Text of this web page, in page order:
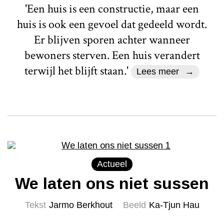
'Een huis is een constructie, maar een
huis is ook een gevoel dat gedeeld wordt.
Er blijven sporen achter wanneer
bewoners sterven. Een huis verandert
terwijl het blijft staan.'
Lees meer
Actueel
We laten ons niet sussen
Tekst Jarmo Berkhout Beeld Ka-Tjun Hau